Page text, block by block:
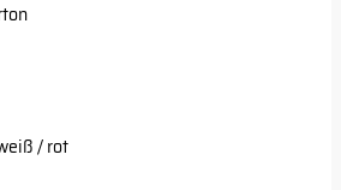
/ rot